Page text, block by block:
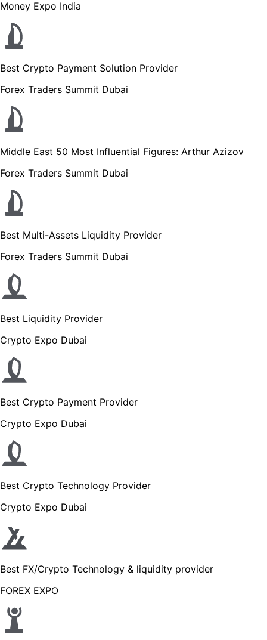
Money Expo India
Best Crypto Payment Solution Provider
Forex Traders Summit Dubai
Middle East 50 Most Influential Figures: Arthur Azizov
Forex Traders Summit Dubai
Best Multi-Assets Liquidity Provider
Forex Traders Summit Dubai
Best Liquidity Provider
Crypto Expo Dubai
Best Crypto Payment Provider
Crypto Expo Dubai
Best Crypto Technology Provider
Crypto Expo Dubai
Best FX/Crypto Technology & liquidity provider
FOREX EXPO